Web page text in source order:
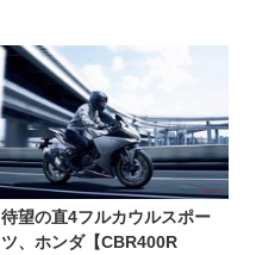
待望の直4フルカウルスポー
ツ、ホンダ【CBR400R